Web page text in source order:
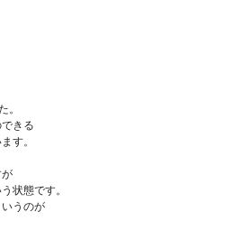
。
きる
す。
状態です。
うのが